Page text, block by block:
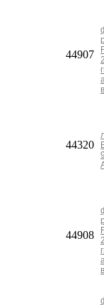
44907
44320
44908